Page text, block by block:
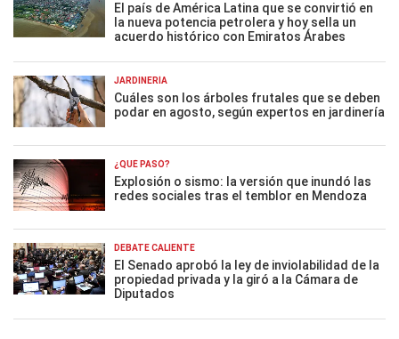
El país de América Latina que se convirtió en
la nueva potencia petrolera y hoy sella un
acuerdo histórico con Emiratos Árabes
JARDINERÍA
Cuáles son los árboles frutales que se deben
podar en agosto, según expertos en jardinería
¿QUÉ PASÓ?
Explosión o sismo: la versión que inundó las
redes sociales tras el temblor en Mendoza
DEBATE CALIENTE
El Senado aprobó la ley de inviolabilidad de la
propiedad privada y la giró a la Cámara de
Diputados